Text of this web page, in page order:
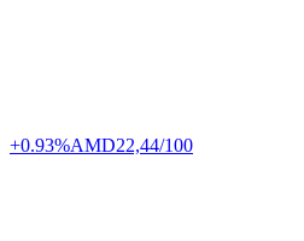
+0.93%AMD22,44/100